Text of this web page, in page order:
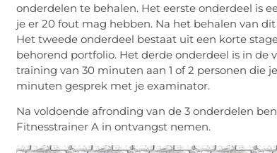
onderdelen te behalen. Het eerste onderdeel is
je er 20 fout mag hebben. Na het behalen van
Het tweede onderdeel bestaat uit een korte
behorend portfolio. Het derde onderdeel is in de
training van 30 minuten aan 1 of 2 personen die
minuten gesprek met je examinator.
Na voldoende afronding van de 3 onderdelen
Fitnesstrainer A in ontvangst nemen.